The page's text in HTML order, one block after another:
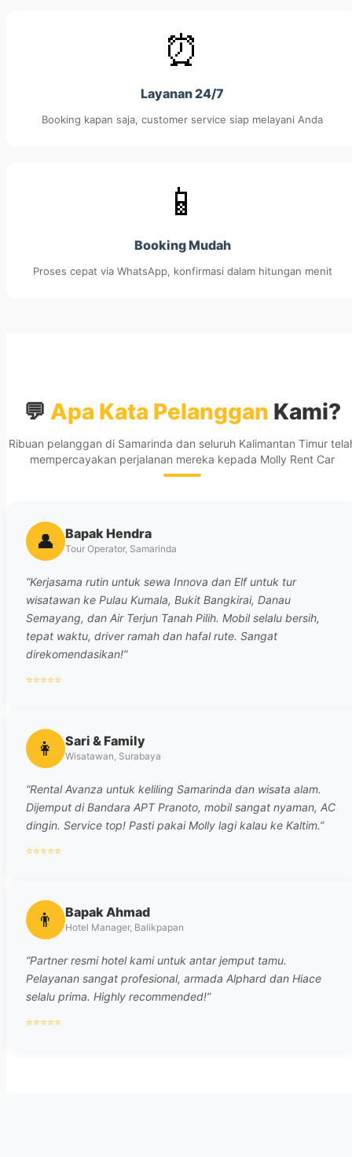
⏰
Layanan 24/7
Booking kapan saja, customer service siap melayani Anda
📱
Booking Mudah
Proses cepat via WhatsApp, konfirmasi dalam hitungan menit
💬 Apa Kata Pelanggan Kami?
Ribuan pelanggan di Samarinda dan seluruh Kalimantan Timur
mempercayakan perjalanan mereka kepada Molly Rent Car
👤 Bapak Hendra
Tour Operator, Samarinda
“Kerjasama rutin untuk sewa Innova dan Elf untuk tur
wisatawan ke Pulau Kumala, Bukit Bangkirai, Danau
Semayang, dan Air Terjun Tanah Pilih. Mobil selalu bersih,
tepat waktu, driver ramah dan hafal rute. Sangat
direkomendasikan!”
⭐⭐⭐⭐⭐
👩 Sari & Family
Wisatawan, Surabaya
“Rental Avanza untuk keliling Samarinda dan wisata alam.
Dijemput di Bandara APT Pranoto, mobil sangat nyaman, AC
dingin. Service top! Pasti pakai Molly lagi kalau ke Kaltim.”
⭐⭐⭐⭐⭐
👨 Bapak Ahmad
Hotel Manager, Balikpapan
“Partner resmi hotel kami untuk antar jemput tamu.
Pelayanan sangat profesional, armada Alphard dan Hiace
selalu prima. Highly recommended!”
⭐⭐⭐⭐⭐